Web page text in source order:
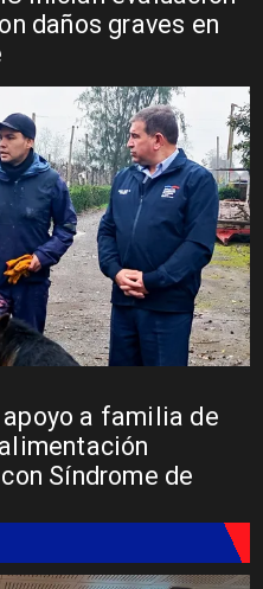
daños graves en
a familia de
Síndrome de